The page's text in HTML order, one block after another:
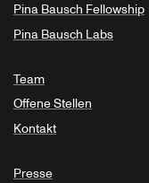
Pina Bausch Fellowship
Pina Bausch Labs
Team
Offene Stellen
Kontakt
Presse